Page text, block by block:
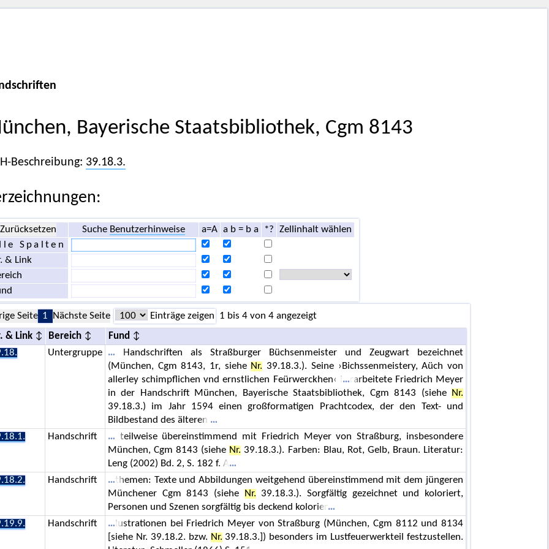
Bayerische Staatsbibliothek, Cgm 8143
Beschreibung: 39.18.3.
Zurücksetzen Suche Benutzerhinweise a=A a b = b a *?
Zellinhalt wählen
Spalten
& Link
Seite 1 Nächste Seite Einträge zeigen 1 bis 4 von 4 angezeigt
& Link Bereich
Fund
Untergruppe
Handschriften als Straßburger Büchsenmeister und Zeugwart bezeichnet
(München, Cgm 8143, 1r, siehe Nr. 39.18.3.). Seine ›Bichssenmeistery, Aüch von
allerley schimpflichen vnd ernstlichen Feürwerckhen‹ i
rarbeitete Friedrich Meyer
in der Handschrift München, Bayerische Staatsbibliothek, Cgm 8143 (siehe
Nr.
39.18.3.) im Jahr 1594 einen großformatigen Prachtcodex, der den Text- und
Bildbestand des älteren
Handschrift
teilweise übereinstimmend mit Friedrich Meyer von Straßburg, insbesondere
München, Cgm 8143 (siehe Nr. 39.18.3.). Farben: Blau, Rot, Gelb, Braun. Literatur:
Leng (2002) Bd. 2, S. 182 f. A
Handschrift
themen: Texte und Abbildungen weitgehend übereinstimmend mit dem jüngeren
Münchener Cgm 8143 (siehe
Nr. 39.18.3.). Sorgfältig gezeichnet und koloriert,
Personen und Szenen sorgfältig bis deckend kolorier
Handschrift
lustrationen bei Friedrich Meyer von Straßburg (München, Cgm 8112 und 8134
[siehe Nr. 39.18.2. bzw. Nr. 39.18.3.]) besonders im Lustfeuerwerkteil festzustellen.